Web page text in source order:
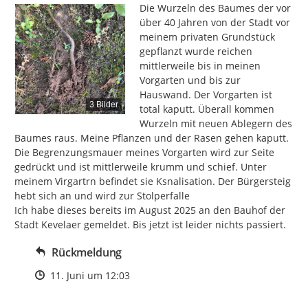
3 Bilder
Die Wurzeln des Baumes der vor
über 40 Jahren von der Stadt vor
meinem privaten Grundstück
gepflanzt wurde reichen
mittlerweile bis in meinen
Vorgarten und bis zur
Hauswand. Der Vorgarten ist
total kaputt. Überall kommen
Wurzeln mit neuen Ablegern des
Baumes raus. Meine Pflanzen und der Rasen gehen kaputt.
Die Begrenzungsmauer meines Vorgarten wird zur Seite
gedrückt und ist mittlerweile krumm und schief. Unter
meinem Virgartrn befindet sie Ksnalisation. Der Bürgersteig
hebt sich an und wird zur Stolperfalle
Ich habe dieses bereits im August 2025 an den Bauhof der
Stadt Kevelaer gemeldet. Bis jetzt ist leider nichts passiert.
Rückmeldung
Zeitpunkt des Erstellens
11. Juni um 12:03